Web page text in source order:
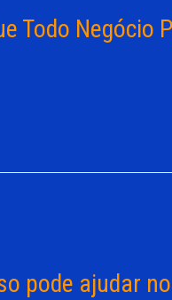
Todo Negócio
pode ajudar